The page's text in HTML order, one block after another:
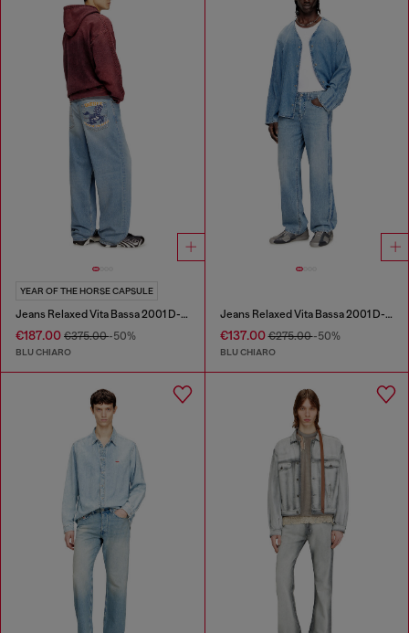
YEAR OF THE HORSE CAPSULE
Jeans Relaxed Vita Bassa 2001 D-Macro
€187.00 €375.00-50%
BLU CHIARO
Jeans Relaxed Vita Bassa 2001 D-Macro
€137.00€275.00-50%
BLU CHIARO